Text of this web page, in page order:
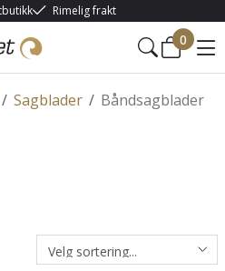
Rimelig frakt
0
/ /
Sagblader Båndsagblader